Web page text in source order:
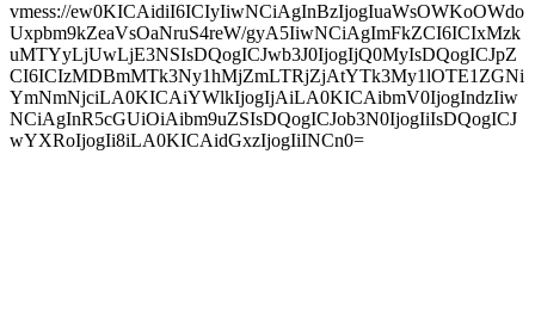
vmess://ew0KICAidiI6ICIyIiwNCiAgInBzIjogIuaWsOWKoOWdo
Uxpbm9kZeaVsOaNruS4reW/gyA5IiwNCiAgImFkZCI6ICIxMzk
uMTYyLjUwLjE3NSIsDQogICJwb3J0IjogIjQ0MyIsDQogICJpZ
CI6ICIzMDBmMTk3Ny1hMjZmLTRjZjAtYTk3My1lOTE1ZGNi
YmNmNjciLA0KICAiYWlkIjogIjAiLA0KICAibmV0IjogIndzIiw
NCiAgInR5cGUiOiAibm9uZSIsDQogICJob3N0IjogIiIsDQogICJ
wYXRoIjogIi8iLA0KICAidGxzIjogIiINCn0=